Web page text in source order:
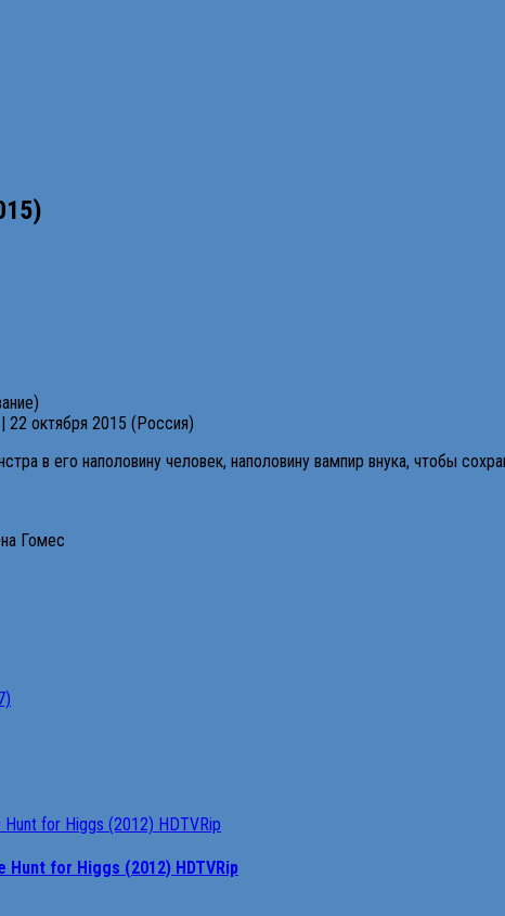
22 октября 2015 (Россия)
в его наполовину человек, наполовину вампир внука, чтобы
Гомес
Hunt for Higgs (2012) HDTVRip